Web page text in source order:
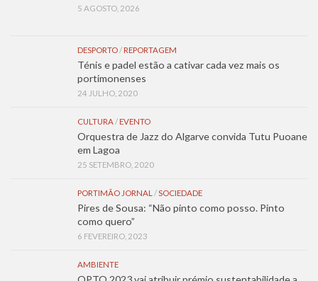
5 AGOSTO, 2026
DESPORTO/ REPORTAGEM
Ténis e padel estão a cativar cada vez mais os
portimonenses
24 JULHO, 2020
CULTURA/ EVENTO
Orquestra de Jazz do Algarve convida Tutu Puoane
em Lagoa
25 SETEMBRO, 2020
PORTIMÃO JORNAL /SOCIEDADE
Pires de Sousa: “Não pinto como posso. Pinto
como quero”
6 FEVEREIRO, 2023
AMBIENTE